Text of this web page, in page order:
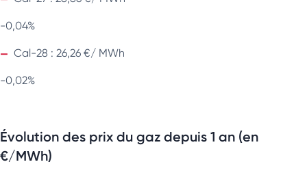
-0,04%
Cal-28 : 26,26 €/ MWh
-0,02%
Évolution des prix du gaz depuis 1 an (en
€/MWh)